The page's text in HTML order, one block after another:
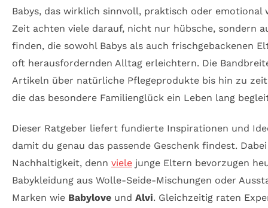
Babys, das wirklich sinnvoll, praktisch oder
Zeit achten viele darauf, nicht nur hübsche, sondern
finden, die sowohl Babys als auch frischgebackenen
oft herausfordernden Alltag erleichtern. Die
Artikeln über natürliche Pflegeprodukte bis hin zu
die das besondere Familienglück ein Leben lang
Dieser Ratgeber liefert fundierte Inspirationen und
damit du genau das passende Geschenk findest.
Nachhaltigkeit, denn viele junge Eltern bevorzugen
Babykleidung aus Wolle-Seide-Mischungen oder
Marken wie Babylove und Alvi. Gleichzeitig raten